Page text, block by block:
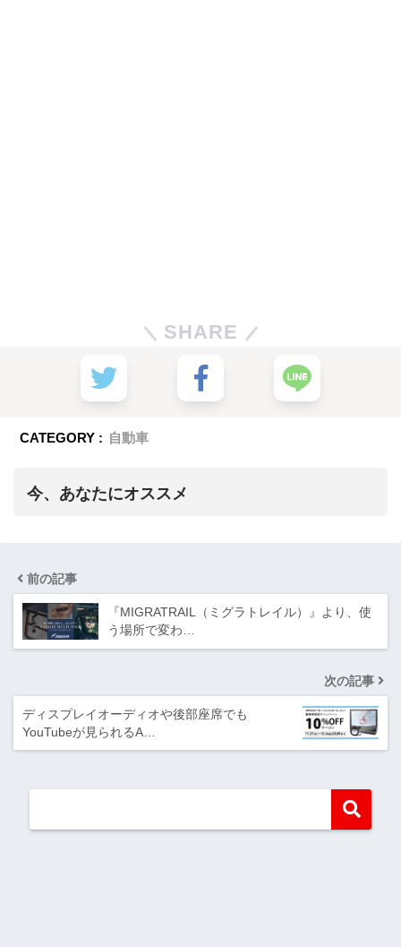
SHARE
CATEGORY : 自動車
今、あなたにオススメ
前の記事
『MIGRATRAIL（ミグラトレイル）』より、使
う場所で変わ…
次の記事
ディスプレイオーディオや後部座席でも
YouTubeが見られるA…